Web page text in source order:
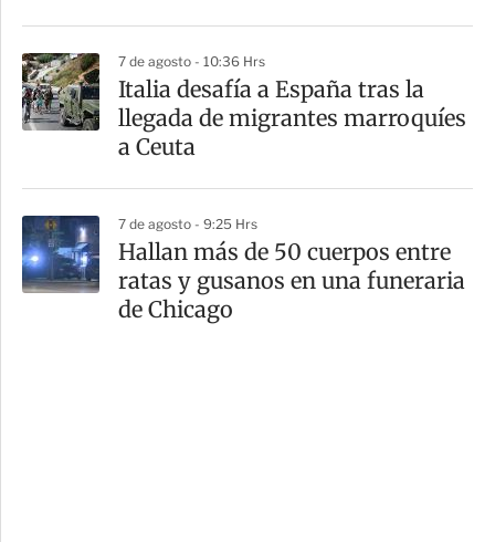
7 de agosto - 10:36 Hrs
Italia desafía a España tras la
llegada de migrantes marroquíes
a Ceuta
7 de agosto - 9:25 Hrs
Hallan más de 50 cuerpos entre
ratas y gusanos en una funeraria
de Chicago